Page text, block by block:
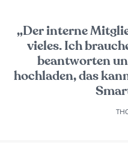
„Der interne
vieles. Ich
beantworten
hochladen, das